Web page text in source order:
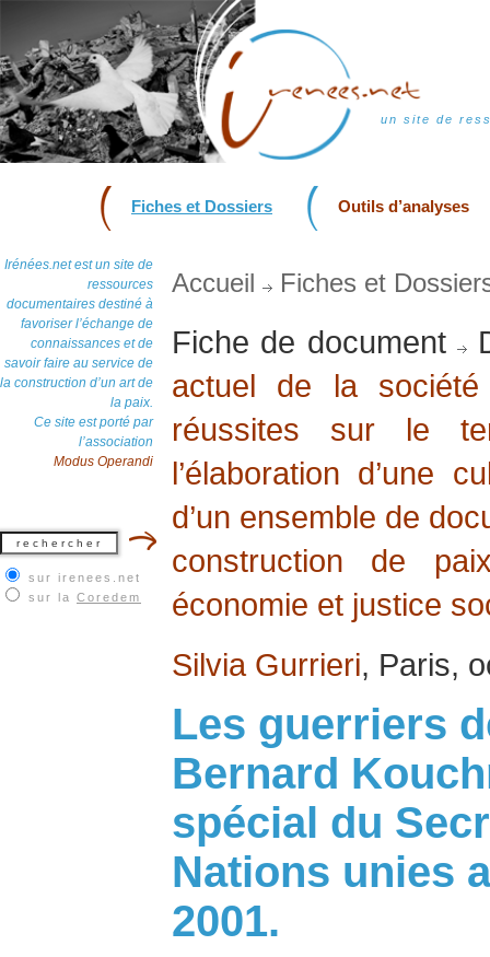
un site de
Fiches et Dossiers Outils d’analyses
Irénées.net est un site de
ressources
documentaires destiné à
favoriser l’échange de
connaissances et de
savoir faire au service de
la construction d’un art de
la paix.
Ce site est porté par
l’association
Modus Operandi
sur irenees.net
sur la Coredem
Accueil Fiches et
Fiche de document
actuel de la
réussites sur le
l’élaboration d’une
d’un ensemble de
construction de
économie et justice
Silvia Gurrieri, Paris,
Les guerriers
Bernard
spécial du
Nations unies
2001.